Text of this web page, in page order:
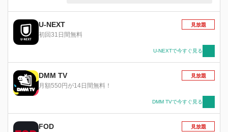
恐怖症になって以来、海外へ出ることができない
という致命的なトラウマが。自分の将来、そして
音楽との向き合い方に行き詰まりを感じていたあ
魅力的なベートーヴェンのピアノ・ソナタ『悲
愴』第2楽章を弾く野田 恵（通称のだめ）と出会
う。楽譜を読むのが大の苦手という彼女は、音楽
を一度耳で聴けばそのとおりに弾けてしまうとい
う天才的な一面を持っていた。本能の赴くままに
奏でられるその調べに次第に心惹かれるようにな
る千秋。しかしその調べの主であるのだめは、風
態、おまけに、友人の弁当の盗み食いは日常茶飯
U-NEXT
初回31日間無料
見放題
U-NEXTで今すぐ見る
DMM TV
月額550円が14日間無料！
見放題
DMM TVで今すぐ見る
FOD 見放題